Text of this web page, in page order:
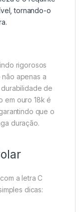
tornando-o
rigorosos
apenas a
de
em ouro 18k é
que o
duração.
a letra C
dicas: